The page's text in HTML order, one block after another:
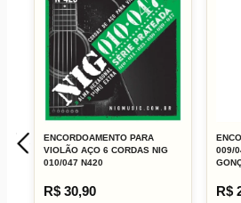
ENCORDOAMENTO PARA
VIOLÃO AÇO 6 CORDAS NIG
010/047 N420
R$ 30,90
009/
R$